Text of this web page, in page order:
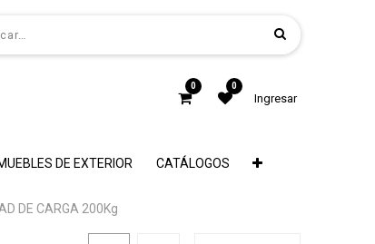
0 0
Ingresar
DE EXTERIOR CATÁLOGOS
DE CARGA 200Kg